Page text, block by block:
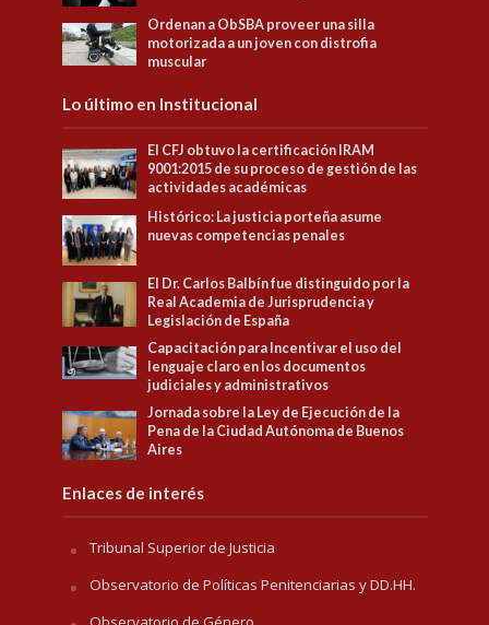
Ordenan a ObSBA proveer una silla
motorizada a un joven con distrofia
muscular
Lo último en Institucional
El CFJ obtuvo la certificación IRAM
9001:2015 de su proceso de gestión de las
actividades académicas
Histórico: La justicia porteña asume
nuevas competencias penales
El Dr. Carlos Balbín fue distinguido por la
Real Academia de Jurisprudencia y
Legislación de España
Capacitación para Incentivar el uso del
lenguaje claro en los documentos
judiciales y administrativos
Jornada sobre la Ley de Ejecución de la
Pena de la Ciudad Autónoma de Buenos
Aires
Enlaces de interés
Tribunal Superior de Justicia
Observatorio de Políticas Penitenciarias y DD.HH.